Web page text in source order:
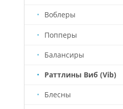
Воблеры
Попперы
Балансиры
Раттлины Виб (Vib)
Блесны